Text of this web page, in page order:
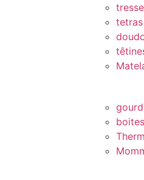
tetras
boites